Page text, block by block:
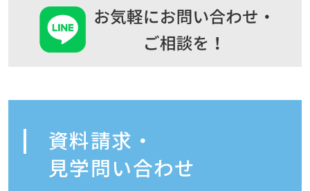
資料請求・
見学問い合わせ